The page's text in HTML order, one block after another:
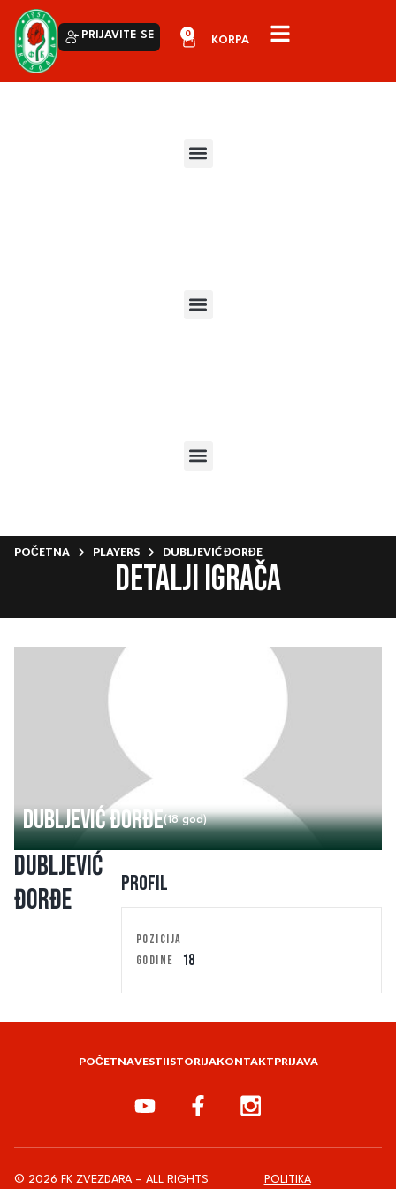
PRIJAVITE SE 0
POČETNA PLAYERS DUBLJEVIĆ ĐORĐE
Detalji igrača
Dubljević Đorđe(18 god)
Dubljević
Đorđe
Profil
POZICIJA
GODINE
18
POČETNAVESTIISTORIJAKONTAKTPRIJAVA
© 2026 FK ZVEZDARA – ALL RIGHTS POLITIKA